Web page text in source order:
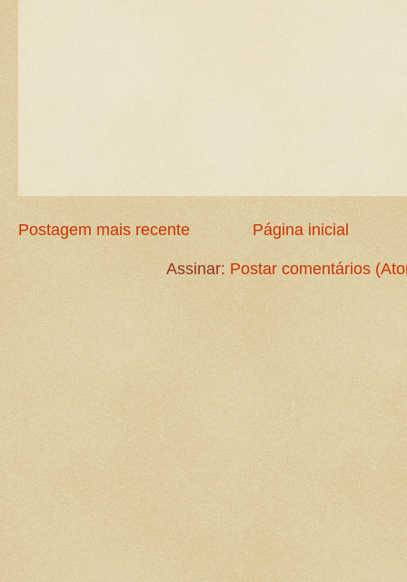
Postagem mais recente Página inicial
Assinar: Postar comentários